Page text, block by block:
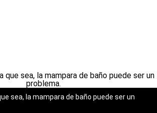
sea, la mampara de baño puede ser un